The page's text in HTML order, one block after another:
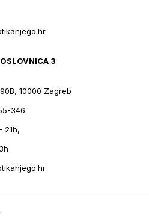
3
10000 Zagreb
346
21h,